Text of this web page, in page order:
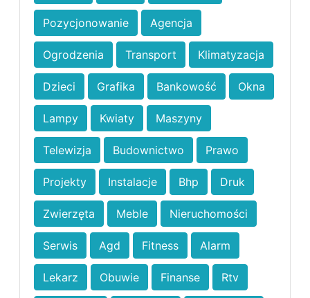
Pozycjonowanie Agencja
Ogrodzenia Transport Klimatyzacja
Dzieci Grafika Bankowość Okna
Lampy Kwiaty Maszyny
Telewizja Budownictwo Prawo
Projekty Instalacje Bhp Druk
Zwierzęta Meble Nieruchomości
Serwis Agd Fitness Alarm
Lekarz Obuwie Finanse Rtv